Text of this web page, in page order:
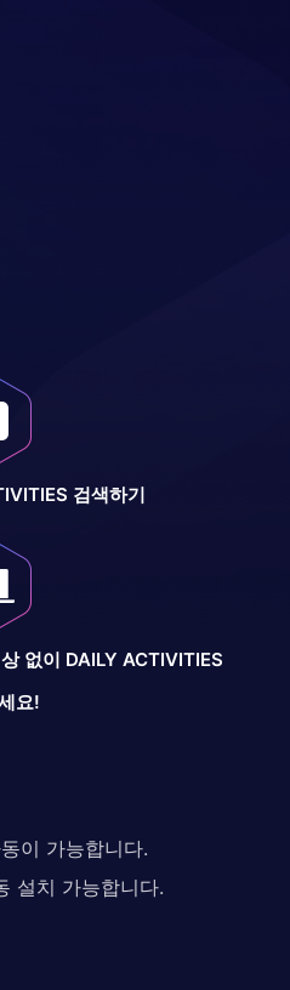
검색하기
없이 DAILY ACTIVITIES
요!
이 가능합니다.
설치 가능합니다.